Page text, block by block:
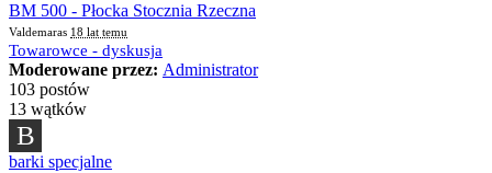
BM 500 - Płocka Stocznia Rzeczna
Valdemaras 18 lat temu
Towarowce - dyskusja
Moderowane przez: Administrator
103 postów
13 wątków
B
barki specjalne